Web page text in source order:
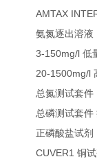
AMTAX
氨氮逐出溶液
3-150mg/l 低
20-1500mg/l
总氮测试套件
总磷测试套件
正磷酸盐试剂
CUVER1 铜